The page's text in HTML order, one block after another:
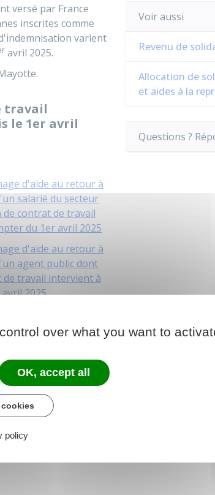
versé par France
inscrites comme
varient
avril 2025.
travail
le 1er avril
d'aide au retour à
salarié du secteur
contrat de travail
du 1er avril 2025
d'aide au retour à
agent public dont
de travail intervient à
2025
Voir aussi
Revenu de
Allocation de
et aides à la
Questions ?
over what you want to
OK, accept all
policy